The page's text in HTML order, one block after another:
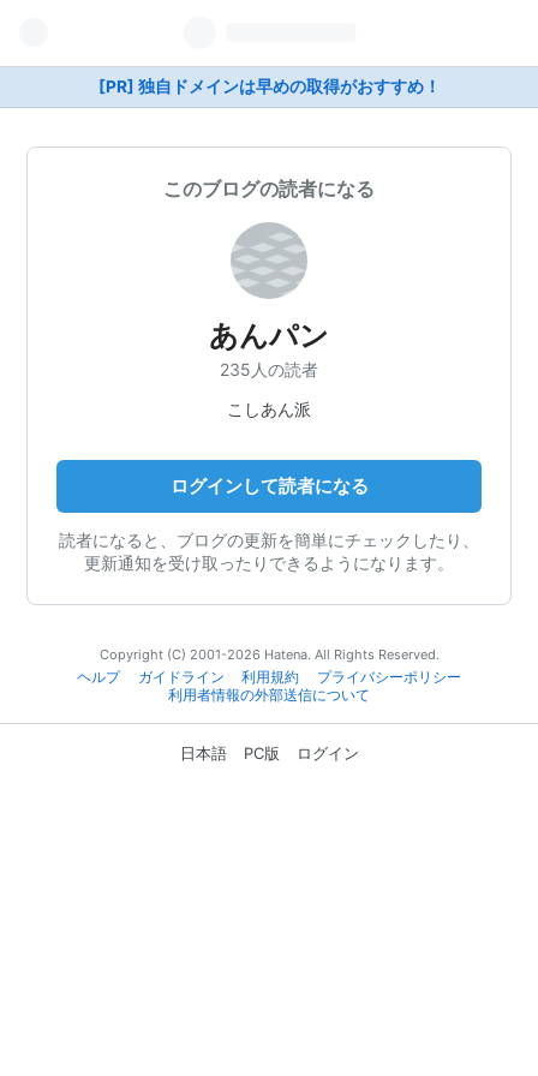
[PR] 独自ドメインは早めの取得がおすすめ！
このブログの読者になる
あんパン
235人の読者
こしあん派
ログインして読者になる
読者になると、ブログの更新を簡単にチェックしたり、
更新通知を受け取ったりできるようになります。
Copyright (C) 2001-2026 Hatena. All Rights Reserved.
ヘルプ
ガイドライン 利用規約
プライバシーポリシー
利用者情報の外部送信について
日本語 PC版 ログイン